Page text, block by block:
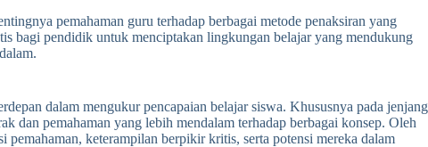
pemahaman guru terhadap berbagai metode penaksiran yang
bagi pendidik untuk menciptakan lingkungan belajar yang mendukung
dalam mengukur pencapaian belajar siswa. Khususnya pada jenjang
dan pemahaman yang lebih mendalam terhadap berbagai konsep. Oleh
keterampilan berpikir kritis, serta potensi mereka dalam